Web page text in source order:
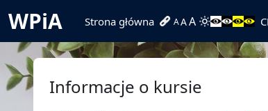
WPiA Strona główna AAA
Informacje o kursie